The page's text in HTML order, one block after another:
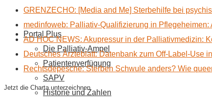
Portal Plus
Die Palliativ-Ampel
Patientenverfügung
SAPV
Historie und Zahlen
GRENZECHO: [Media and Me] Sterbehilfe bei
medinfoweb: Palliativ-Qualifizierung in
AD HOC NEWS: Akupressur in der Palliativmedizin:
Deutsches Ärzteblatt: Datenbank zum Off-Label-Use
Rechtsdepesche: Sterben Schwule anders? Wie
Jetzt die Charta unterzeichnen